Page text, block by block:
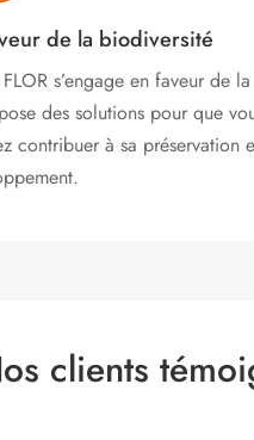
de la biodiversité
s’engageen faveur de
des solutions pour que
contribuer à sa préservation
clients